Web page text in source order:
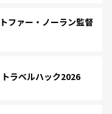
ファー・ノーラン監督
ラベルハック2026